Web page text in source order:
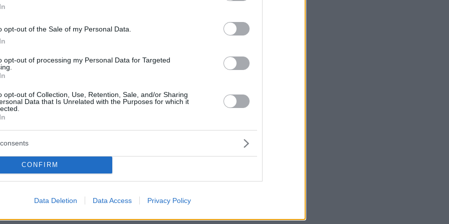
opt-out of the Sale of my Personal Data.
opt-out of processing my Personal Data for Targeted
opt-out of Collection, Use, Retention, Sale, and/or Sharing
Data that Is Unrelated with the Purposes for which it
CONFIRM
Data Deletion Data Access Privacy Policy
έξι ελικόπτερα» για να την αντιμετωπίσουν.
Simi Valley: 500 acres, zones 32-35 evacuated,
under warning.
a guy called police at 10:30 a.m. saying he was
3 air tankers, 5 helicopters on scene.